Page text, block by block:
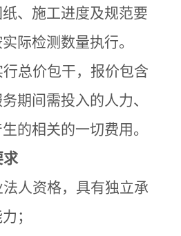
、施工进度及规范要
际检测数量执行。
总价包干，报价包含
期间需投入的人力、
的相关的一切费用。
求
人资格，具有独立承
；